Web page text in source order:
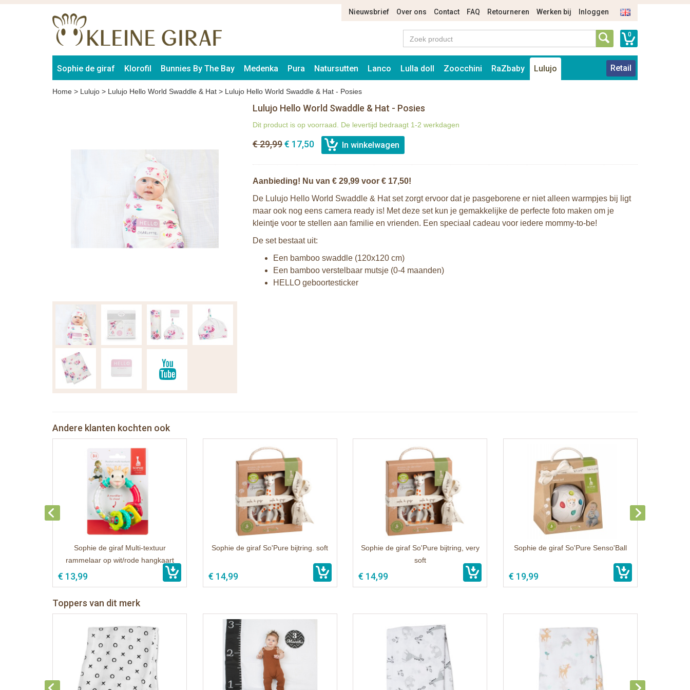
Nieuwsbrief Over ons Contact FAQ Retourneren Werken bij Inloggen
0
Sophie de giraf Klorofil Bunnies By The Bay Medenka Pura Natursutten Lanco Lulla doll Zoocchini RaZbaby Lulujo Retail
Home > Lulujo > Lulujo Hello World Swaddle & Hat > Lulujo Hello World Swaddle & Hat - Posies
Lulujo Hello World Swaddle & Hat - Posies
Dit product is op voorraad. De levertijd bedraagt 1-2 werkdagen
€ 29,99€ 17,50
Aanbieding! Nu van € 29,99 voor € 17,50!
De Lulujo Hello World Swaddle & Hat set zorgt ervoor dat je pasgeborene er niet alleen warmpjes bij ligt
maar ook nog eens camera ready is! Met deze set kun je gemakkelijke de perfecte foto maken om je
kleintje voor te stellen aan familie en vrienden. Een speciaal cadeau voor iedere mommy-to-be!
De set bestaat uit:
Een bamboo swaddle (120x120 cm)
Een bamboo verstelbaar mutsje (0-4 maanden)
HELLO geboortesticker
Andere klanten kochten ook
Sophie de giraf Multi-textuur
rammelaar op wit/rode hangkaart
€ 13,99
Sophie de giraf So'Pure bijtring. soft
€ 14,99
Sophie de giraf So'Pure bijtring, very
soft
€ 14,99
Sophie de giraf So'Pure Senso'Ball
€ 19,99
Toppers van dit merk